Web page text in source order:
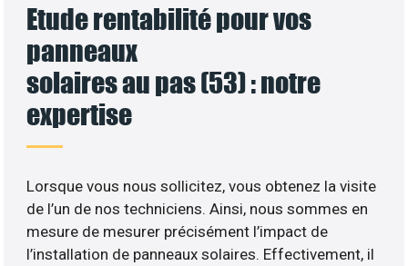
Etude rentabilité pour vos
panneaux
solaires au pas (53) : notre
expertise
Lorsque vous nous sollicitez, vous obtenez la visite
de l’un de nos techniciens. Ainsi, nous sommes en
mesure de mesurer précisément l’impact de
l’installation de panneaux solaires. Effectivement, il